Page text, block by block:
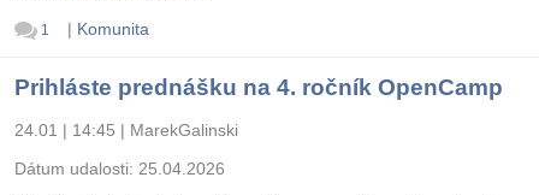
1 | Komunita
Prihláste prednášku na 4. ročník OpenCamp
24.01 | 14:45 | MarekGalinski
Dátum udalosti: 25.04.2026